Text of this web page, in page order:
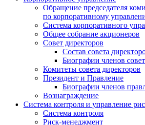
Обращение председателя
по корпоративному
Система корпоративного
Общее собрание акционеров
Совет директоров
Состав совета
Биографии членов
Комитеты совета директоров
Президент и Правление
Биографии членов
Вознаграждение
Система контроля и управление
Система контроля
Риск-менеджмент